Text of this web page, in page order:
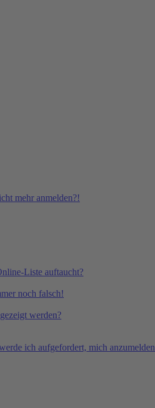
mehr anmelden?!
Liste auftaucht?
noch falsch!
werden?
ich aufgefordert, mich